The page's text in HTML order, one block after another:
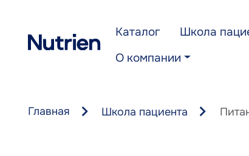
Каталог Школа
О компании
Главная Школа пациента